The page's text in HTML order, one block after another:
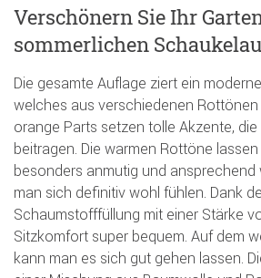
Verschönern Sie Ihr
sommerlichen
Die gesamte Auflage ziert ein
welches aus verschiedenen Rottönen
orange Parts setzen tolle Akzente,
beitragen. Die warmen Rottöne
besonders anmutig und ansprechend
man sich definitiv wohl fühlen. Dank
Schaumstofffüllung mit einer Stärke
Sitzkomfort super bequem. Auf dem
kann man es sich gut gehen lassen.